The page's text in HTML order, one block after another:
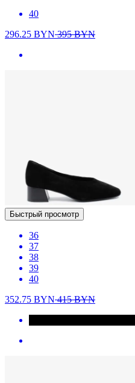
40
296.25 BYN395BYN
Быстрый просмотр
36
37
38
39
40
352.75 BYN415BYN